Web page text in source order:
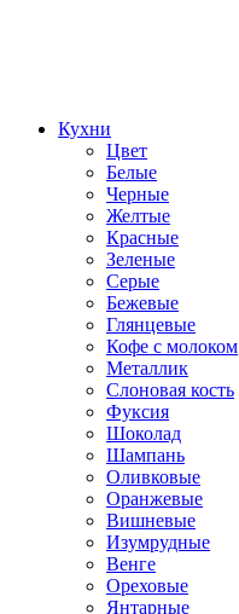
Кухни
Цвет
Белые
Черные
Желтые
Красные
Зеленые
Серые
Бежевые
Глянцевые
Кофе с молоком
Металлик
Слоновая кость
Фуксия
Шоколад
Шампань
Оливковые
Оранжевые
Вишневые
Изумрудные
Венге
Ореховые
Янтарные